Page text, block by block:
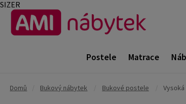
Postele Matrace
Domů Bukový nábytek Bukové postele
SIZER